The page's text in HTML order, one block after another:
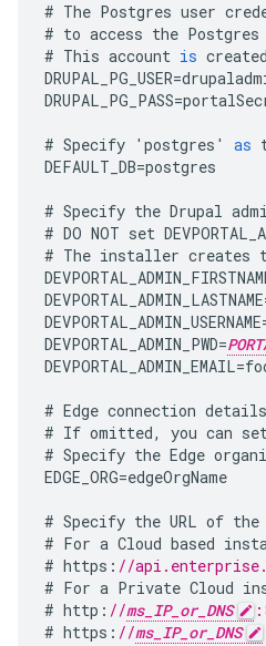
# The Postgres user
# to access the Postgres
# This account is created
DRUPAL_PG_USER=
DRUPAL_PG_PASS=
# Specify ' postgres ' as
DEFAULT_DB=postgres
# Specify the Drupal
# DO NOT set
# The installer creates
DEVPORTAL_ADMIN_LASTNAME
DEVPORTAL_ADMIN_USERNAME
DEVPORTAL_ADMIN_PWD=
DEVPORTAL_ADMIN_EMAIL=
# Edge connection details
# If omitted, you can
# Specify the Edge
EDGE_ORG=edgeOrgName
# Specify the URL of the
# For a Cloud based
# https : //
# For a Private Cloud
# http : //ms_IP_or_DNS
# https : //ms_IP_or_DNS